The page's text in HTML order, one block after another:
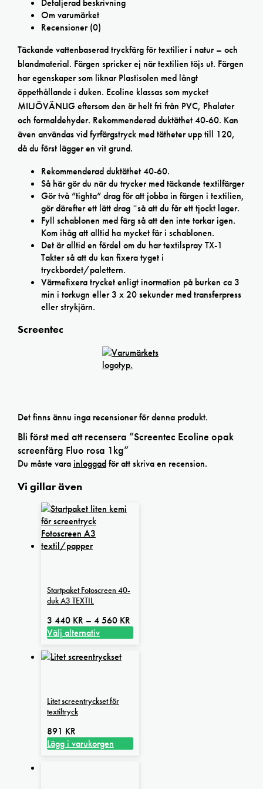
Om varumärket
Recensioner (0)
Täckande vattenbaserad tryckfärg för textilier i natur – och
blandmaterial. Färgen spricker ej när textilien töjs ut. Färgen
har egenskaper som liknar Plastisolen med långt
öppethållande i duken. Ecoline klassas som mycket
MILJÖVÄNLIG eftersom den är helt fri från PVC, Phalater
och formaldehyder. Rekommenderad duktäthet 40-60. Kan
även användas vid fyrfärgstryck med tätheter upp till 120,
då du först lägger en vit grund.
Rekommenderad duktäthet 40-60.
Så här gör du när du trycker med täckande textilfärger
Gör två ”tighta” drag för att jobba in färgen i textilien,
gör därefter ett lätt drag ¨så att du får ett tjockt lager.
Fyll schablonen med färg så att den inte torkar igen.
Kom ihåg att alltid ha mycket fär i schablonen.
Det är alltid en fördel om du har textilspray TX-1
Takter så att du kan fixera tyget i
tryckbordet/palettern.
Värmefixera trycket enligt inormation på burken ca 3
min i torkugn eller 3 x 20 sekunder med transferpress
eller strykjärn.
Screentec
Det finns ännu inga recensioner för denna produkt.
Bli först med att recensera ”Screentec Ecoline opak
screenfärg Fluo rosa 1kg”
Du måste varainloggadför att skriva en recension.
Vi gillar även
Startpaket Fotoscreen 40-
duk A3 TEXTIL
3 440 KR – 4 560 KR
Välj alternativ
här
varianter.
De
olika
alternativen
Litet screentryckset för
textiltryck
891 KR
Lägg i varukorgen